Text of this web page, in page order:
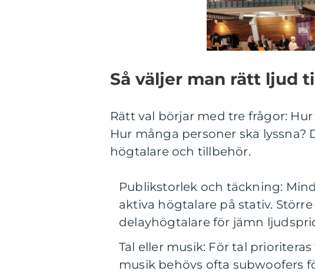
Så väljer man rätt ljud
Rätt val börjar med tre frågor:
Hur många personer ska lyssna?
högtalare och tillbehör.
Publikstorlek och täckning:
aktiva högtalare på stativ.
delayhögtalare för jämn
Tal eller musik: För tal
musik behövs ofta subwoofers